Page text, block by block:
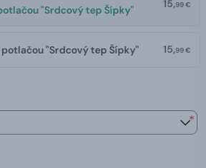
"Srdcový tep Šípky" 15,99 €
"Srdcový tep Šípky" 15,99 €
*